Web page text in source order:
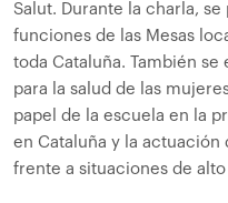
Salut. Durante la charla,
funciones de las Mesas
toda Cataluña. También
para la salud de las
papel de la escuela en la
en Cataluña y la actuación
frente a situaciones de